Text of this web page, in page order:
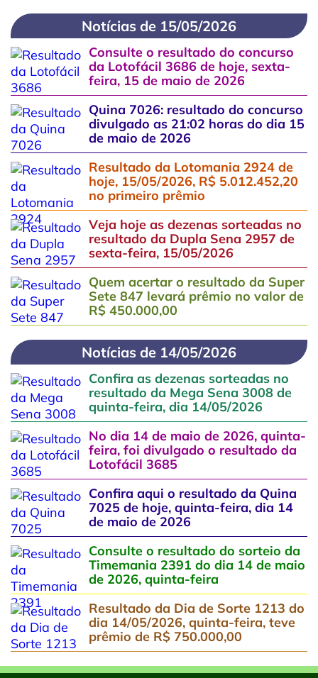
Notícias de 15/05/2026
Consulte o resultado do concurso
da Lotofácil 3686 de hoje, sexta-
feira, 15 de maio de 2026
Quina 7026: resultado do concurso
divulgado as 21:02 horas do dia 15
de maio de 2026
Resultado da Lotomania 2924 de
hoje, 15/05/2026, R$ 5.012.452,20
no primeiro prêmio
Veja hoje as dezenas sorteadas no
resultado da Dupla Sena 2957 de
sexta-feira, 15/05/2026
Quem acertar o resultado da Super
Sete 847 levará prêmio no valor de
R$ 450.000,00
Notícias de 14/05/2026
Confira as dezenas sorteadas no
resultado da Mega Sena 3008 de
quinta-feira, dia 14/05/2026
No dia 14 de maio de 2026, quinta-
feira, foi divulgado o resultado da
Lotofácil 3685
Confira aqui o resultado da Quina
7025 de hoje, quinta-feira, dia 14
de maio de 2026
Consulte o resultado do sorteio da
Timemania 2391 do dia 14 de maio
de 2026, quinta-feira
Resultado da Dia de Sorte 1213 do
dia 14/05/2026, quinta-feira, teve
prêmio de R$ 750.000,00